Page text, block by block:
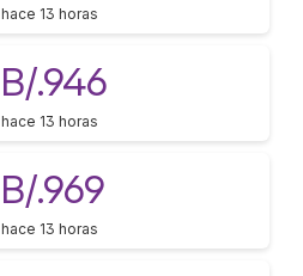
hace 13 horas
B/.946
hace 13 horas
B/.969
hace 13 horas